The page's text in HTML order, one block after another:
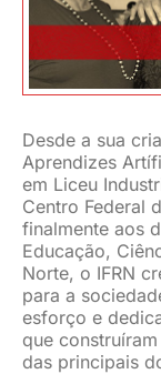
JURÍDICO
CLUBE
CONTATO
Desde a sua
Aprendizes
em Liceu
Centro Federal
finalmente aos
Educação,
Norte, o IFRN
para a
esforço e
que
das principais